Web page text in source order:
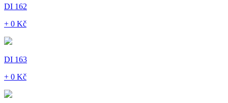
DI 162
+ 0 Kč
DI 163
+ 0 Kč